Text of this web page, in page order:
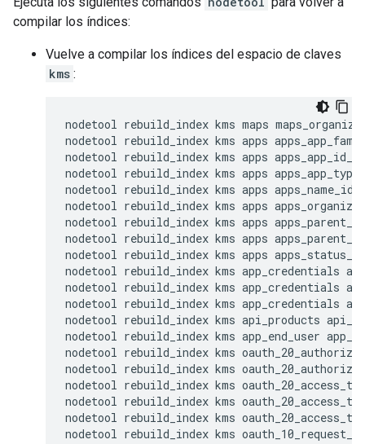
compilar los índices:
Vuelve a compilar los índices del espacio de claves
kms :
nodetool rebuild_index kms maps
nodetool rebuild_index kms apps
nodetool rebuild_index kms apps
nodetool rebuild_index kms apps
nodetool rebuild_index kms apps apps_name_idx
nodetool rebuild_index kms apps
nodetool rebuild_index kms apps
nodetool rebuild_index kms apps
nodetool rebuild_index kms apps
nodetool rebuild_index kms app_credentials
nodetool rebuild_index kms app_credentials
nodetool rebuild_index kms app_credentials
nodetool rebuild_index kms api_products
nodetool rebuild_index kms app_end_user
nodetool rebuild_index kms
nodetool rebuild_index kms
nodetool rebuild_index kms
nodetool rebuild_index kms
nodetool rebuild_index kms
nodetool rebuild_index kms